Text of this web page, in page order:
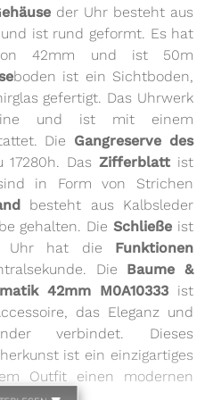
der Uhr besteht aus
ist rund geformt. Es hat
42mm und ist 50m
boden ist ein Sichtboden,
gefertigt. Das Uhrwerk
und ist mit einem
Die Gangreserve des
DasZifferblatt ist
in Form von Strichen
besteht aus Kalbsleder
gehalten. DieSchließe ist
Uhr hat die Funktionen
Datumsanzeige und Zentralsekunde. Die Baume &
42mm M0A10333 ist
das Eleganz und
verbindet. Dieses
ist ein einzigartiges
Outfit einen modernen